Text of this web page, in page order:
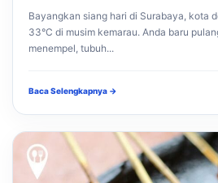
Bayangkan siang hari di Surabaya, kota
33°C di musim kemarau. Anda baru
menempel, tubuh...
Baca Selengkapnya →